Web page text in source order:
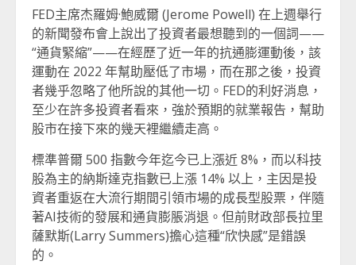
FED主席杰羅姆·鮑威爾 (Jerome Powell) 在上週舉行
的新聞發布會上說出了投資者最想聽到的一個詞——
“通貨緊縮”——在經歷了近一年的抗通膨運動後，該
運動在 2022 年幫助壓低了市場，而在那之後，投資
者幾乎忽略了他所說的其他一切。FED的利好消息，
至少在許多投資者看來，強於預期的就業報告，幫助
股市在接下來的幾天裡繼續走高。
標準普爾 500 指數今年迄今已上漲近 8%，而以科技
股為主的納斯達克指數已上漲 14% 以上，主因是投
資者重返在大流行期間引領市場的成長型股票，伴隨
著AI技術的發展和通貨膨脹消退。但前財政部長拉里
薩默斯(Larry Summers)擔心這種“欣快感”是錯誤
的。